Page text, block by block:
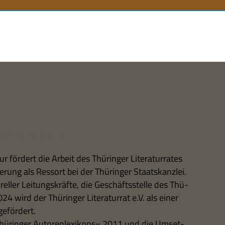
för­dert die Arbeit des Thü­rin­ger Lite­ra­tur­ra­tes
als Res­sort bei der Thü­rin­ger Staats­kanz­lei.
Lei­tungs­kräfte, die Geschäfts­stelle des Thü­
wird der Thü­rin­ger Lite­ra­tur­rat e.V. als einer